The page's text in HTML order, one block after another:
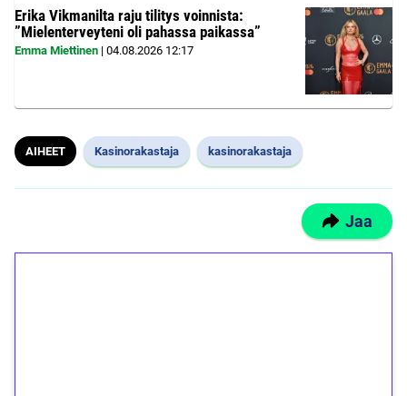
Erika Vikmanilta raju tilitys voinnista:
”Mielenterveyteni oli pahassa paikassa”
Emma Miettinen | 04.08.2026 12:17
AIHEET Kasinorakastaja kasinorakastaja
Jaa